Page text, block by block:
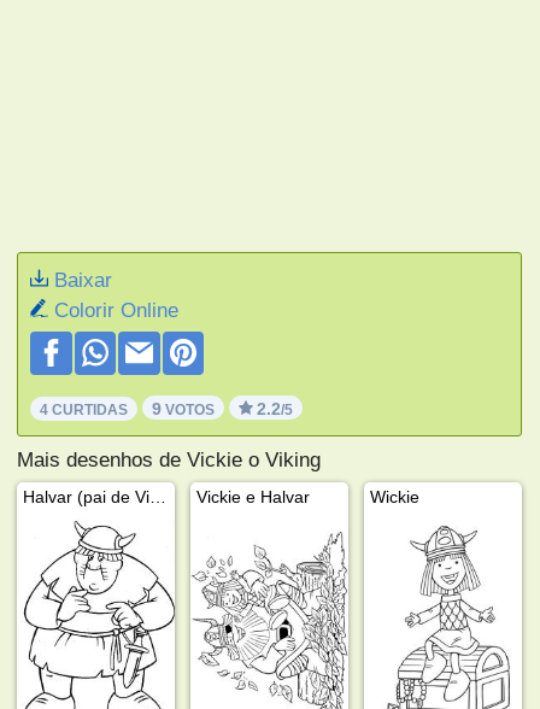
Baixar
Colorir Online
4 CURTIDAS 9 VOTOS 2.2/5
Mais desenhos de Vickie o Viking
Vickie e Halvar Wickie